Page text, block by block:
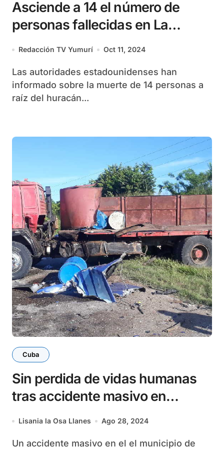
Asciende a 14 el número de
personas fallecidas en La
Florida tras el paso de Milton
Redacción TV Yumurí Oct 11, 2024
Las autoridades estadounidenses han
informado sobre la muerte de 14 personas a
raíz del huracán...
Cuba
Sin perdida de vidas humanas
tras accidente masivo en
Santiago de Cuba
Lisania la Osa Llanes Ago 28, 2024
Un accidente masivo en el el municipio de